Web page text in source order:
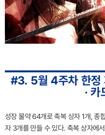
#3. 5월 4주차 한정
·
성장 물약 64개로 축복 상자 1개, 종
자 3개를 만들 수 있다. 축복 상자에